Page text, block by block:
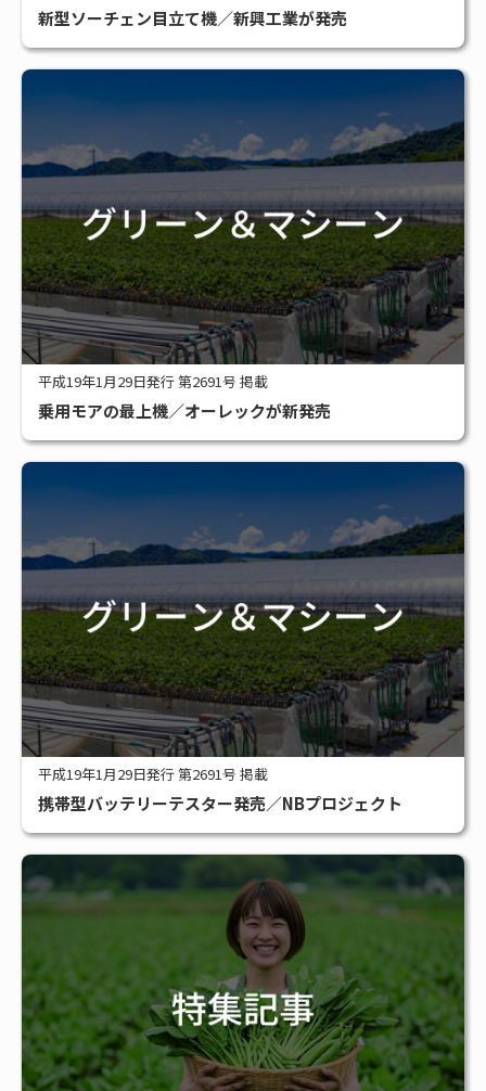
新型ソーチェン目立て機／新興工業が発売
平成19年1月29日発行 第2691号 掲載
乗用モアの最上機／オーレックが新発売
平成19年1月29日発行 第2691号 掲載
携帯型バッテリーテスター発売／NBプロジェクト